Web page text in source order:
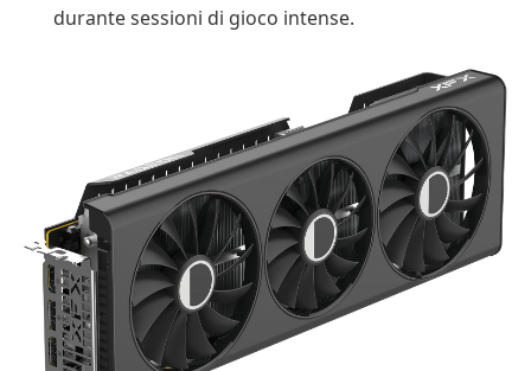
durante sessioni di gioco intense.